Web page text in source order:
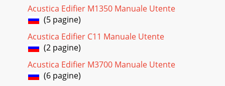
Acustica Edifier M1350 Manuale Utente
(5 pagine)
Acustica Edifier C11 Manuale Utente
(2 pagine)
Acustica Edifier M3700 Manuale Utente
(6 pagine)